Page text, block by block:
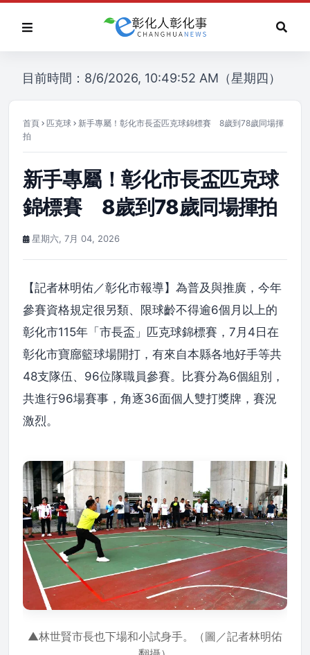
目前時間：8/6/2026, 10:49:52 AM（星期四）
首頁 匹克球
新手專屬！彰化市長盃匹克球錦標賽 8歲到78歲同場揮
拍
新手專屬！彰化市長盃匹克球
錦標賽 8歲到78歲同場揮拍
星期六, 7月 04, 2026
【記者林明佑／彰化市報導】為普及與推廣，今年
參賽資格規定很另類、限球齡不得逾6個月以上的
彰化市115年「市長盃」匹克球錦標賽，7月4日在
彰化市寶廍籃球場開打，有來自本縣各地好手等共
48支隊伍、96位隊職員參賽。比賽分為6個組別，
共進行96場賽事，角逐36面個人雙打獎牌，賽況
激烈。
▲林世賢市長也下場和小試身手。（圖／記者林明佑